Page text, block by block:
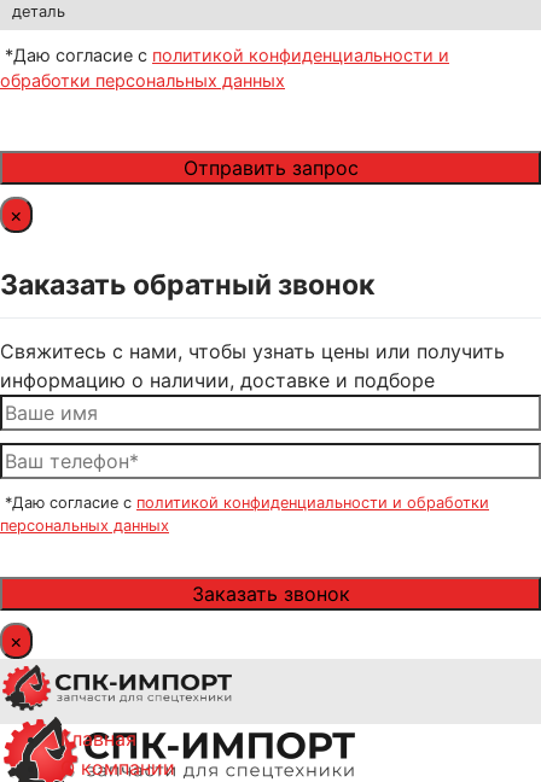
деталь
*Даю согласие с политикой конфиденциальности и
обработки персональных данных
×
Заказать обратный звонок
Свяжитесь с нами, чтобы узнать цены или получить
информацию о наличии, доставке и подборе
*Даю согласие с политикой конфиденциальности и обработки
персональных данных
×
Главная
О компании